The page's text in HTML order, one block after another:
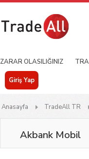
ZARAR OLASILIĞINIZ
Giriş Yap
Anasayfa TradeAll TR
Akbank Mobil